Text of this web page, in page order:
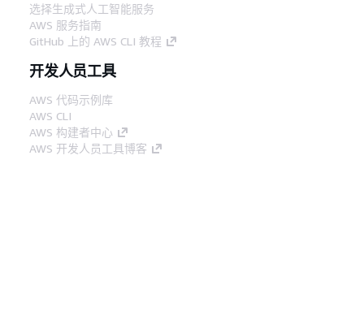
选择生成式人工智能服务
AWS 服务指南
GitHub 上的 AWS CLI 教程
开发人员工具
AWS 代码示例库
AWS CLI
AWS 构建者中心
AWS 开发人员工具博客